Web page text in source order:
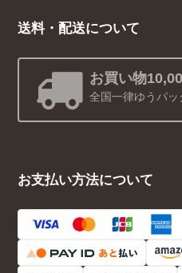
送料・配送について
お買い物
全国一律ゆうパッ
お支払い方法について